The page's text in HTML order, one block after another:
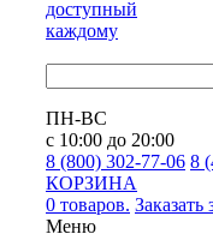
доступный
каждому
ПН-ВС
с 10:00 до 20:00
8 (800) 302-77-06 8
КОРЗИНА
0 товаров. Заказать
Меню